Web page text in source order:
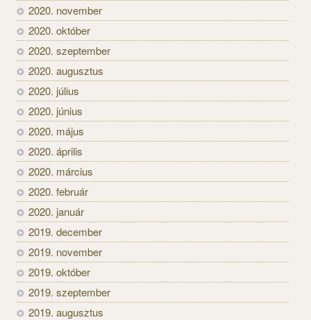
2020. november
2020. október
2020. szeptember
2020. augusztus
2020. július
2020. június
2020. május
2020. április
2020. március
2020. február
2020. január
2019. december
2019. november
2019. október
2019. szeptember
2019. augusztus